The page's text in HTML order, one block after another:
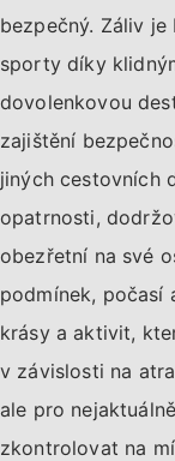
bezpečný. Záliv
sporty díky
dovolenkovou
zajištění
jiných cestovních
opatrnosti,
obezřetní na své
podmínek, počasí
krásy a aktivit,
v závislosti na
ale pro
zkontrolovat na